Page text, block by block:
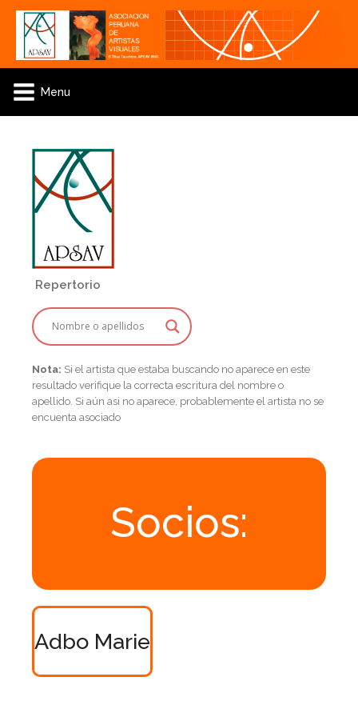
Menu
Repertorio
Nota: Si el artista que estaba buscando no aparece en este
resultado verifique la correcta escritura del nombre o
apellido. Si aún asi no aparece, probablemente el artista no se
encuenta asociado
Socios:
Adbo Marie